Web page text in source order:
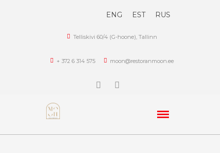
ENG EST RUS
Telliskivi 60/4 (G-hoone), Tallinn
+ 372 6 314 575 moon@restoranmoon.ee